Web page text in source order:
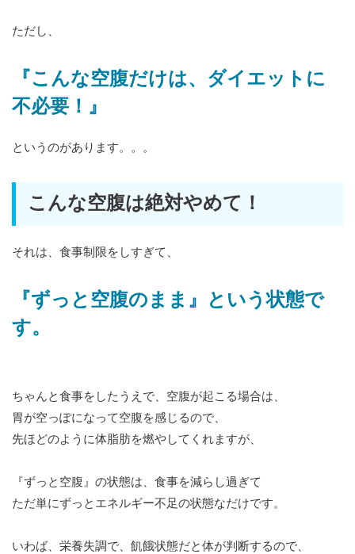
ただし、
『こんな空腹だけは、ダイエットに
不必要！』
というのがあります。。。
こんな空腹は絶対やめて！
それは、食事制限をしすぎて、
『ずっと空腹のまま』という状態で
す。
ちゃんと食事をしたうえで、空腹が起こる場合は、
胃が空っぽになって空腹を感じるので、
先ほどのように体脂肪を燃やしてくれますが、
『ずっと空腹』の状態は、食事を減らし過ぎて
ただ単にずっとエネルギー不足の状態なだけです。
いわば、栄養失調で、飢餓状態だと体が判断するので、